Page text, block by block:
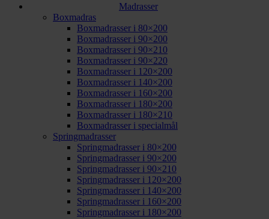
Madrasser
Boxmadras
Boxmadrasser i 80×200
Boxmadrasser i 90×200
Boxmadrasser i 90×210
Boxmadrasser i 90×220
Boxmadrasser i 120×200
Boxmadrasser i 140×200
Boxmadrasser i 160×200
Boxmadrasser i 180×200
Boxmadrasser i 180×210
Boxmadrasser i specialmål
Springmadrasser
Springmadrasser i 80×200
Springmadrasser i 90×200
Springmadrasser i 90×210
Springmadrasser i 120×200
Springmadrasser i 140×200
Springmadrasser i 160×200
Springmadrasser i 180×200